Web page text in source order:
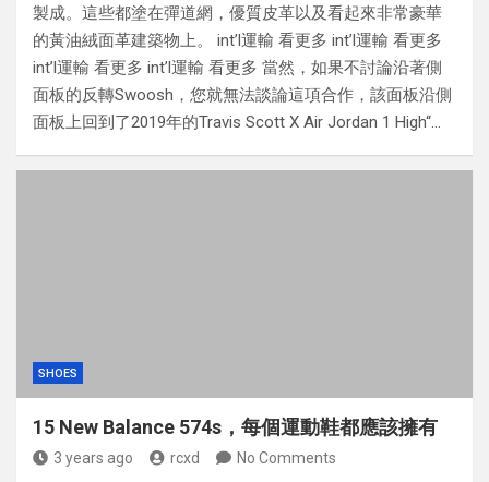
製成。這些都塗在彈道網，優質皮革以及看起來非常豪華
的黃油絨面革建築物上。 int’l運輸 看更多 int’l運輸 看更多
int’l運輸 看更多 int’l運輸 看更多 當然，如果不討論沿著側
面板的反轉Swoosh，您就無法談論這項合作，該面板沿側
面板上回到了2019年的Travis Scott X Air Jordan 1 High“…
SHOES
15 New Balance 574s，每個運動鞋都應該擁有
3 years ago rcxd No Comments